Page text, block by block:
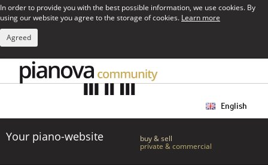
In order to provide you with the best possible information, we use cookies. By
using our website you agree to the storage of cookies. Learn more
Agreed
English
Your piano-website buy & sell
private & commercial